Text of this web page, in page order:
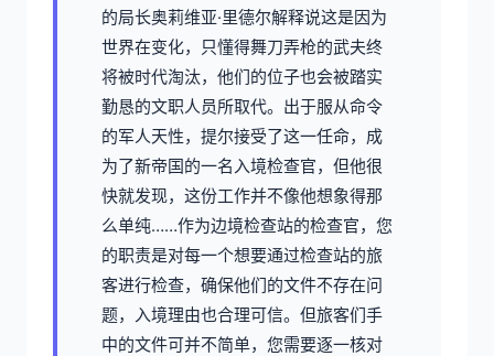
的局长奥莉维亚·里德尔解释说这是因为
世界在变化，只懂得舞刀弄枪的武夫终
将被时代淘汰，他们的位子也会被踏实
勤恳的文职人员所取代。出于服从命令
的军人天性，提尔接受了这一任命，成
为了新帝国的一名入境检查官，但他很
快就发现，这份工作并不像他想象得那
么单纯……作为边境检查站的检查官，您
的职责是对每一个想要通过检查站的旅
客进行检查，确保他们的文件不存在问
题，入境理由也合理可信。但旅客们手
中的文件可并不简单，您需要逐一核对